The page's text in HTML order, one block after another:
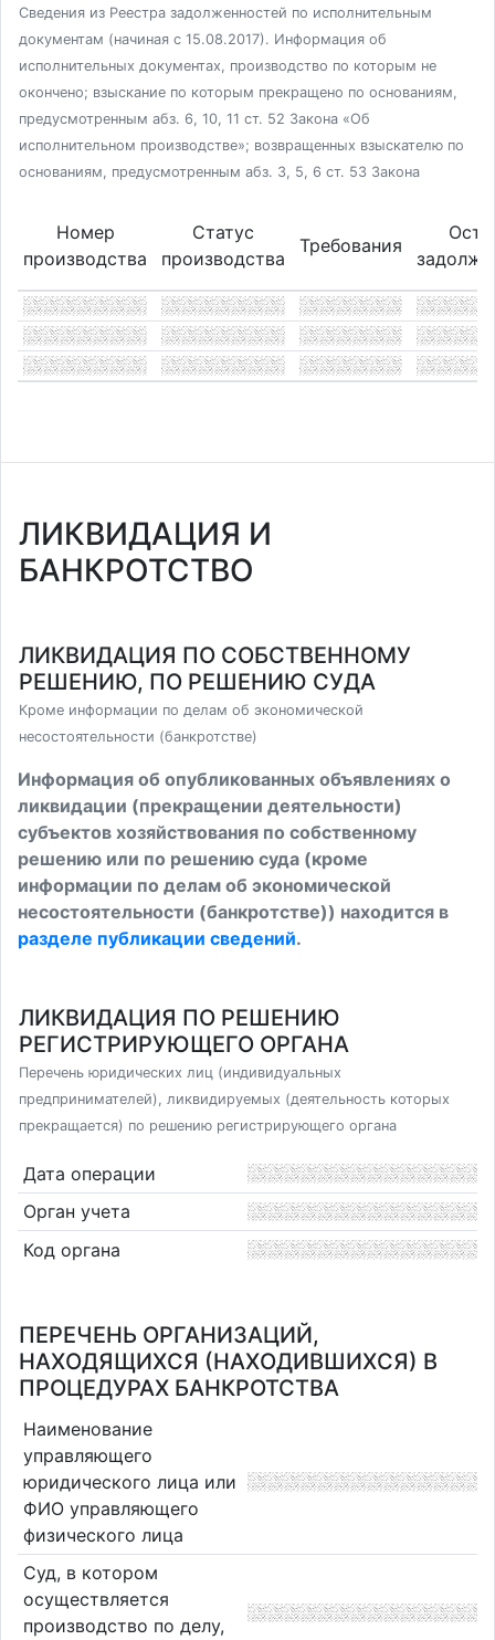
Сведения из Реестра задолженностей по исполнительным
документам (начиная с 15.08.2017). Информация об
исполнительных документах, производство по которым не
окончено; взыскание по которым прекращено по основаниям,
предусмотренным абз. 6, 10, 11 ст. 52 Закона «Об
исполнительном производстве»; возвращенных взыскателю по
основаниям, предусмотренным абз. 3, 5, 6 ст. 53 Закона
Номер
производства
Статус
производства
Требования
ЛИКВИДАЦИЯ И
БАНКРОТСТВО
ЛИКВИДАЦИЯ ПО СОБСТВЕННОМУ
РЕШЕНИЮ, ПО РЕШЕНИЮ СУДА
Кроме информации по делам об экономической
несостоятельности (банкротстве)
Информация об опубликованных объявлениях о
ликвидации (прекращении деятельности)
субъектов хозяйствования по собственному
решению или по решению суда (кроме
информации по делам об экономической
несостоятельности (банкротстве)) находится в
разделе публикации сведений.
ЛИКВИДАЦИЯ ПО РЕШЕНИЮ
РЕГИСТРИРУЮЩЕГО ОРГАНА
Перечень юридических лиц (индивидуальных
предпринимателей), ликвидируемых (деятельность которых
прекращается) по решению регистрирующего органа
Дата операции
Орган учета
Код органа
ПЕРЕЧЕНЬ ОРГАНИЗАЦИЙ,
НАХОДЯЩИХСЯ (НАХОДИВШИХСЯ) В
ПРОЦЕДУРАХ БАНКРОТСТВА
Наименование
управляющего
юридического лица или
ФИО управляющего
физического лица
Суд, в котором
осуществляется
производство по делу,